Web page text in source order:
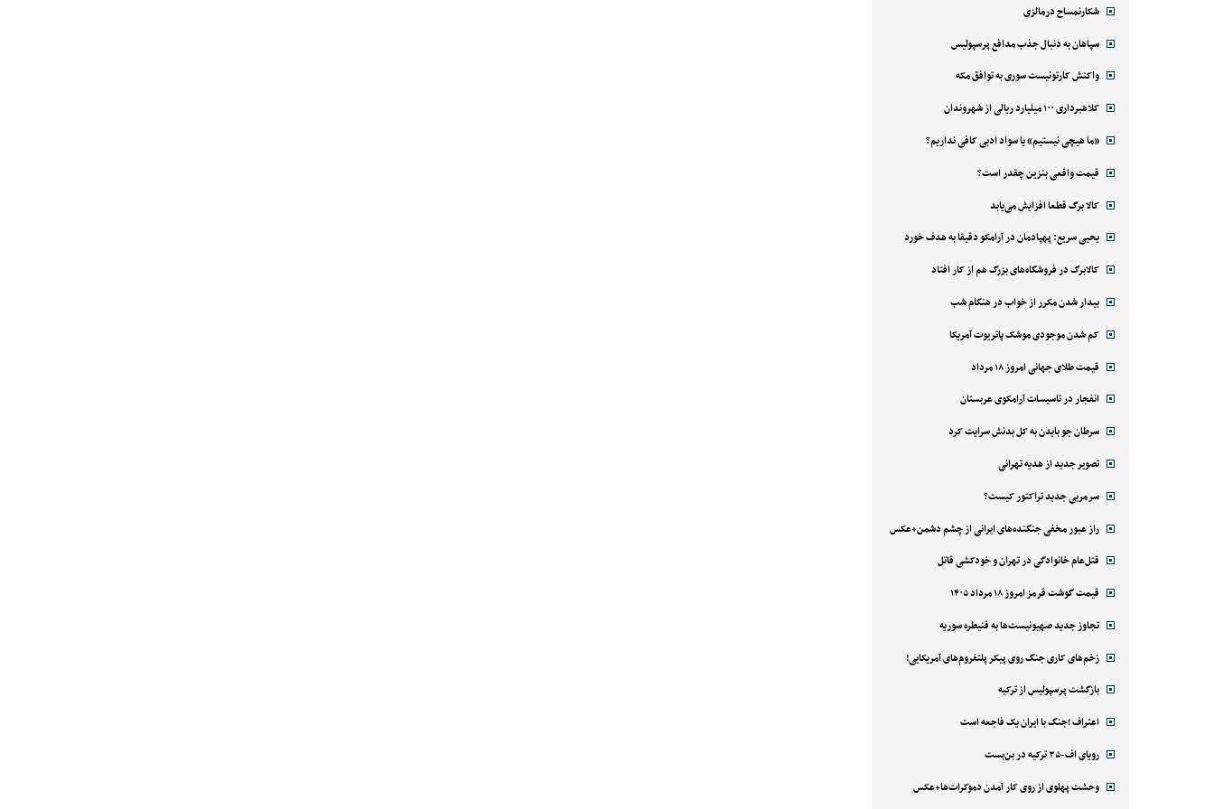
شکارنمساح درمالزی
سپاهان به دنبال جذب مدافع پرسپولیس
واکنش کارتونیست سوری به توافق مکه
کلاهبرداری ۱۰۰ میلیارد ریالی از شهروندان
«ما هیچی نیستیم» یا سواد ادبی کافی نداریم؟
قیمت واقعی بنزین چقدر است؟
کالا برگ قطعا افزایش می‌یابد
یحیی سریع: پهپادمان در آرامکو دقیقا به هدف خورد
کالابرگ در فروشگاه‌های بزرگ هم از کار افتاد
بیدار شدن مکرر از خواب در هنگام شب
کم شدن موجودی موشک پاتریوت آمریکا
قیمت طلای جهانی امروز ۱۸ مرداد
انفجار در تاسیسات آرامکوی عربستان
سرطان جو بایدن به کل بدنش سرایت کرد
تصویر جدید از هدیه تهرانی
سرمربی جدید تراکتور کیست؟
راز عبور مخفی جنگنده‌های ایرانی از چشم دشمن+عکس
قتل‌‌عام خانوادگی در تهران و خودکشی قاتل
قیمت گوشت قرمز امروز ۱۸ مرداد ۱۴۰۵
تجاوز جدید صهیونیست‌ها به قنیطره سوریه
زخم‌های کاری جنگ روی پیکر پلتفروم‌های آمریکایی!
بازگشت پرسپولیس از ترکیه
اعتراف ؛جنگ با ایران یک فاجعه است
رویای اف-۳۵ ترکیه در بن‌بست
وحشت پهلوی از روی کار آمدن دموکرات‌ها+عکس